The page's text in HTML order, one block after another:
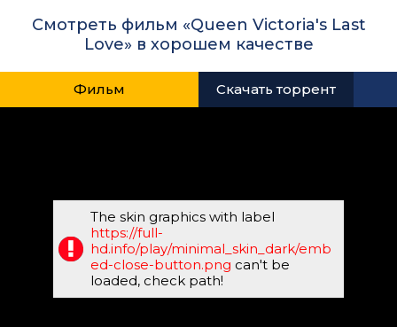
Смотреть фильм «Queen Victoria's Last
Love» в хорошем качестве
Фильм Скачать торрент
The skin graphics with label
https://full-
hd.info/play/minimal_skin_dark/emb
ed-close-button.png can't be
loaded, check path!